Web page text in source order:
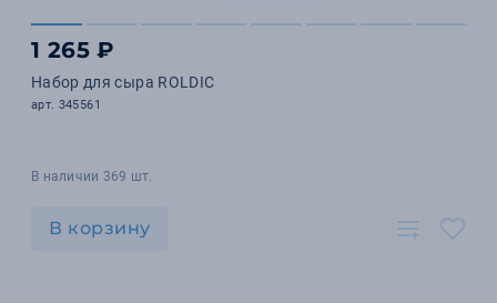
1 265 ₽
Набор для сыра ROLDIC
арт. 345561
В наличии 369 шт.
В корзину